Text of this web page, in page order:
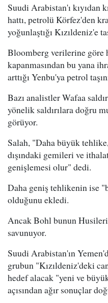
Suudi Arabistan'ı kıyıdan
hattı, petrolü Körfez'den
yoğunlaştığı Kızıldeniz'e
Bloomberg verilerine göre
kapanmasından bu yana
arttığı Yenbu'ya petrol
Bazı analistler Wafaa
yönelik saldırılara doğru
görüyor.
Salah, "Daha büyük
dışındaki gemileri ve
genişlemesi olur" dedi.
Daha geniş tehlikenin ise
olduğunu ekledi.
Ancak Bohl bunun
savunuyor.
Suudi Arabistan'ın
grubun "Kızıldeniz'deki
hedef alacak "yeni ve
açısından ağır sonuçlar